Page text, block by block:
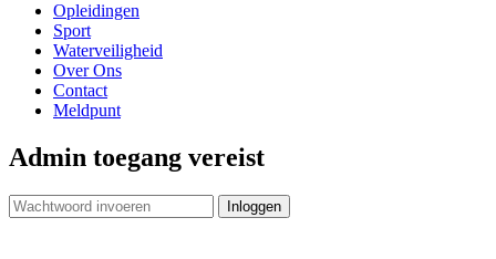
Opleidingen
Sport
Waterveiligheid
Over Ons
Contact
Meldpunt
Admin toegang vereist
Inloggen